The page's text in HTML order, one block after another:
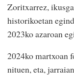
Zoritxarrez,
historikoetan
2023ko azaroan
2024ko martxoan
nituen, eta,